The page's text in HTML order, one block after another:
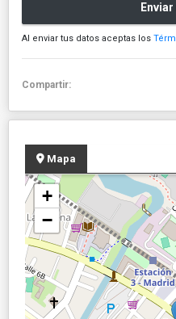
Al enviar tus datos aceptas los
Compartir:
Mapa
+
−